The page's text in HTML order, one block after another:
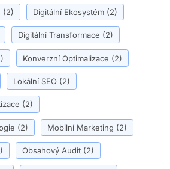
(2) Digitální Ekosystém (2)
Digitální Transformace (2)
Konverzní Optimalizace (2)
Lokální SEO (2)
(2)
(2) Mobilní Marketing (2)
Obsahový Audit (2)